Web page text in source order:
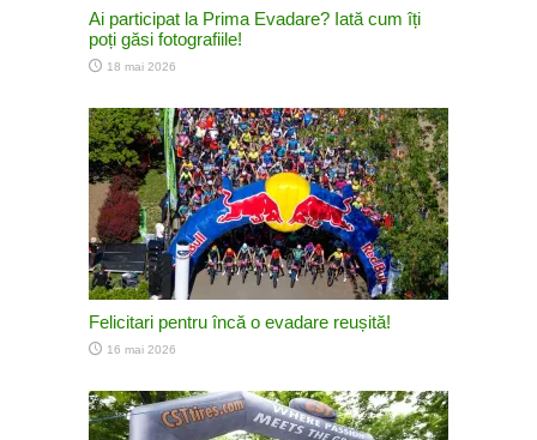
Ai participat la Prima Evadare? Iată cum îți
poți găsi fotografiile!
18 mai 2026
Felicitari pentru încă o evadare reușită!
16 mai 2026